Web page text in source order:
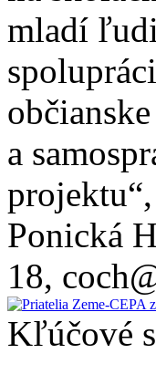
mladí
a
Ponická
18,
Kľúčové